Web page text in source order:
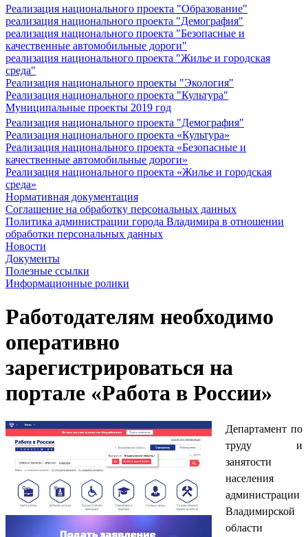
Реализация национального проекта "Образование"
реализация национального проекта "Демография"
реализация национального проекта "Безопасные и
качественные автомобильные дороги"
реализация национального проекта "Жилье и городская
среда"
Реализация национального проекты "Экология"
Реализация национального проекта "Культура"
Муниципальные проекты 2019 год
Реализация национального проекта "Демография"
Реализация национального проекта «Культура»
Реализация национального проекта «Безопасные и
качественные автомобильные дороги»
Реализация национального проекта «Жилье и городская
среда»
Нормативная документация
Соглашение на обработку персональных данных
Политика администрации города Владимира в отношении
обработки персональных данных
Новости
Документы
Полезные ссылки
Информационные ролики
Работодателям необходимо
оперативно
зарегистрироваться на
портале «Работа в России»
Департамент по
труду и
занятости
населения
администрации
Владимирской
области